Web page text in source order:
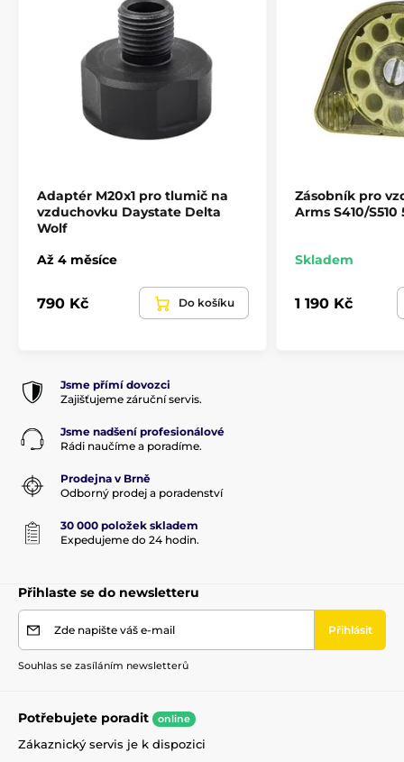
Adaptér M20x1 pro tlumič na
vzduchovku Daystate Delta
Wolf
Až 4 měsíce
790 Kč Do košíku
Zásobník pro
Arms S410/S510
Skladem
1 190 Kč
Jsme přímí dovozci
Zajišťujeme záruční servis.
Jsme nadšení profesionálové
Rádi naučíme a poradíme.
Prodejna v Brně
Odborný prodej a poradenství
30 000 položek skladem
Expedujeme do 24 hodin.
Přihlaste se do newsletteru
Zde napište váš e-mail Přihlásit
Souhlas se zasíláním newsletterů
Potřebujete poradit online
Zákaznický servis je k dispozici